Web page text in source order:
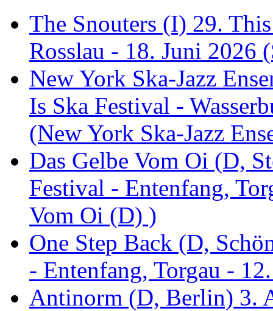
The Snouters (I) 29.
Rosslau - 18. Juni 2026
New York Ska-Jazz
Is Ska Festival -
(New York Ska-Jazz
Das Gelbe Vom Oi (D,
Festival - Entenfang,
Vom Oi (D) )
One Step Back (D,
- Entenfang, Torgau -
Antinorm (D, Berlin) 3.